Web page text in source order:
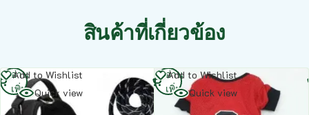
สินค้าที่เกี่ยวข้อง
Add to Wishlist
Quick view
อ่าน
เพิ่ม
Add to Wishlist
Quick view
อ่าน
เพิ่ม